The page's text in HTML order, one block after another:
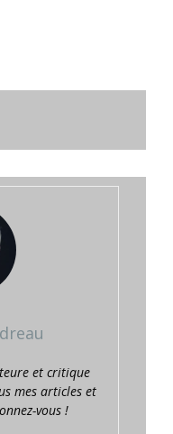
et critique
mes articles et
vous !